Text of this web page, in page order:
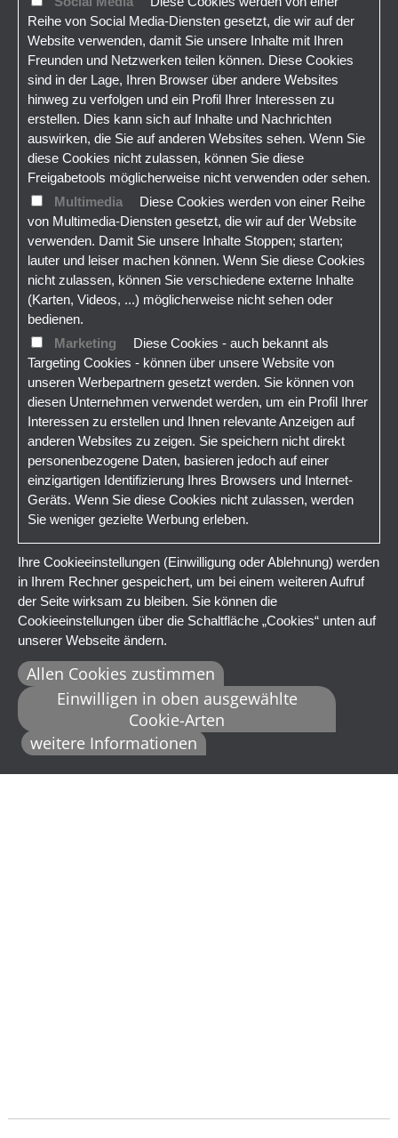
Reihe von Social Media-Diensten gesetzt, die wir auf der
Website verwenden, damit Sie unsere Inhalte mit Ihren
Freunden und Netzwerken teilen können. Diese Cookies
sind in der Lage, Ihren Browser über andere Websites
hinweg zu verfolgen und ein Profil Ihrer Interessen zu
erstellen. Dies kann sich auf Inhalte und Nachrichten
auswirken, die Sie auf anderen Websites sehen. Wenn Sie
diese Cookies nicht zulassen, können Sie diese
Freigabetools möglicherweise nicht verwenden oder sehen.
Multimedia
Diese Cookies werden von einer Reihe
von Multimedia-Diensten gesetzt, die wir auf der Website
verwenden. Damit Sie unsere Inhalte Stoppen; starten;
lauter und leiser machen können. Wenn Sie diese Cookies
nicht zulassen, können Sie verschiedene externe Inhalte
(Karten, Videos, ...) möglicherweise nicht sehen oder
bedienen.
Marketing
Diese Cookies - auch bekannt als
Targeting Cookies - können über unsere Website von
unseren Werbepartnern gesetzt werden. Sie können von
diesen Unternehmen verwendet werden, um ein Profil Ihrer
Interessen zu erstellen und Ihnen relevante Anzeigen auf
anderen Websites zu zeigen. Sie speichern nicht direkt
personenbezogene Daten, basieren jedoch auf einer
einzigartigen Identifizierung Ihres Browsers und Internet-
Geräts. Wenn Sie diese Cookies nicht zulassen, werden
Sie weniger gezielte Werbung erleben.
Ihre Cookieeinstellungen (Einwilligung oder Ablehnung) werden
in Ihrem Rechner gespeichert, um bei einem weiteren Aufruf
der Seite wirksam zu bleiben. Sie können die
Cookieeinstellungen über die Schaltfläche „Cookies“ unten auf
unserer Webseite ändern.
Allen Cookies zustimmen
Einwilligen in oben ausgewählte
Cookie-Arten
weitere Informationen